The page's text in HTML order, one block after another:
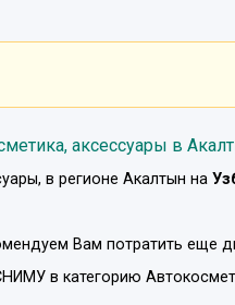
аксессуары в
, в регионе Акалтын на
Вам потратить еще
в категорию